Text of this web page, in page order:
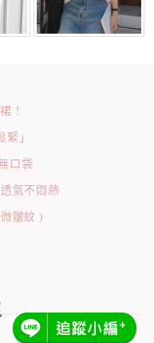
!
緊」
口袋
氣不悶熱
皺紋 )